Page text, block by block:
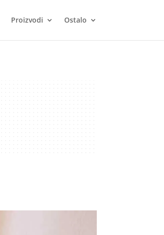
Proizvodi Ostalo